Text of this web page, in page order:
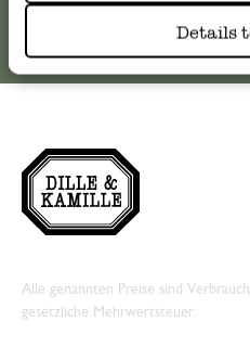
Details
Alle genannten Preise sind
gesetzliche Mehrwertsteuer.